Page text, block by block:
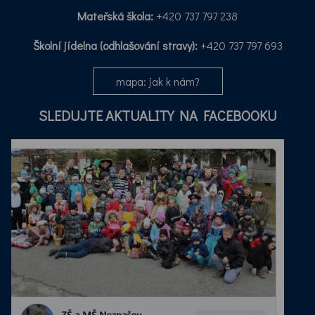
Mateřská škola: +420 737 797 238
Školní jídelna (odhlašování stravy):+420 737 797 693
mapa: jak k nám?
SLEDUJTE AKTUALITY NA FACEBOOKU